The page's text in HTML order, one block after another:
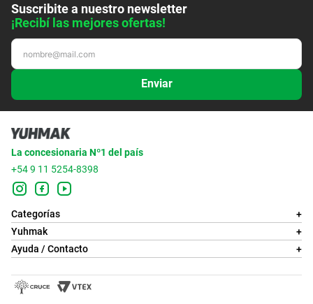
Suscribite a nuestro newsletter
¡Recibí las mejores ofertas!
Enviar
La concesionaria Nº1 del país
+54 9 11 5254-8398
Categorías
+
Yuhmak
+
Ayuda / Contacto
+